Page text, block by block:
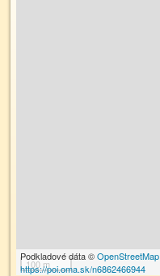
100 m
Podkladové dáta ©OpenStreetMap
https://poi.oma.sk/n6862466944